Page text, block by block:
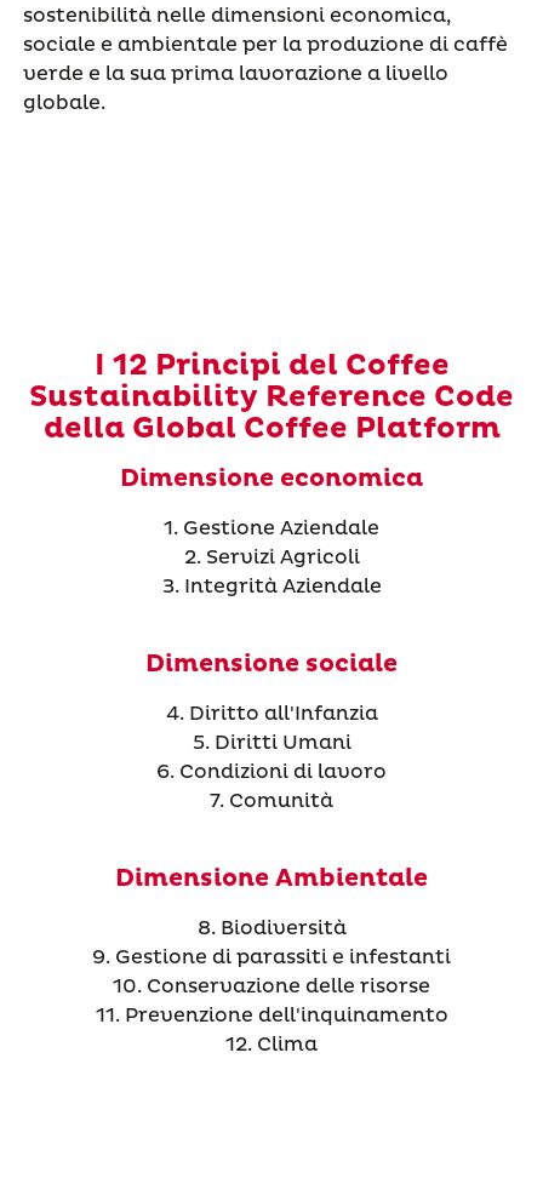
sostenibilità nelle dimensioni economica,
sociale e ambientale per la produzione di caffè
verde e la sua prima lavorazione a livello
globale.
I 12 Principi del Coffee
Sustainability Reference Code
della Global Coffee Platform
Dimensione economica
1. Gestione Aziendale
2. Servizi Agricoli
3. Integrità Aziendale
Dimensione sociale
4. Diritto all'Infanzia
5. Diritti Umani
6. Condizioni di lavoro
7. Comunità
Dimensione Ambientale
8. Biodiversità
9. Gestione di parassiti e infestanti
10. Conservazione delle risorse
11. Prevenzione dell'inquinamento
12. Clima